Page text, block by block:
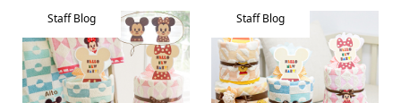
Staff Blog Staff Blog